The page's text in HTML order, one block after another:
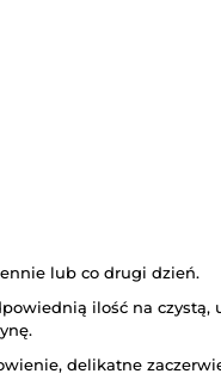
lub co drugi dzień.
ilość na czystą,
delikatne